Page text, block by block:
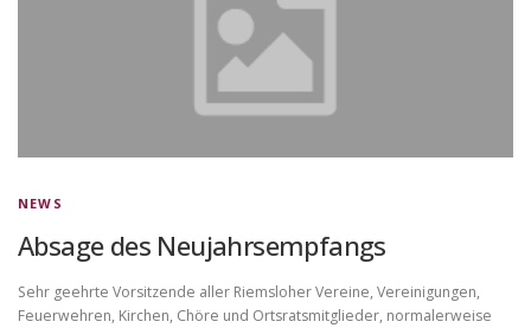
NEWS
Absage des Neujahrsempfangs
Sehr geehrte Vorsitzende aller Riemsloher Vereine, Vereinigungen,
Feuerwehren, Kirchen, Chöre und Ortsratsmitglieder, normalerweise